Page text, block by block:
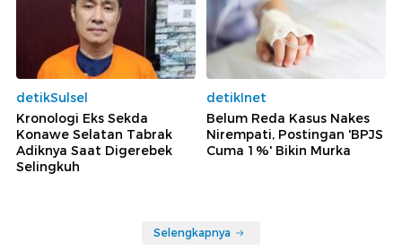
detikSulsel
Kronologi Eks Sekda
Konawe Selatan Tabrak
Adiknya Saat Digerebek
Selingkuh
detikInet
Belum Reda Kasus Nakes
Nirempati, Postingan 'BPJS
Cuma 1%' Bikin Murka
Selengkapnya